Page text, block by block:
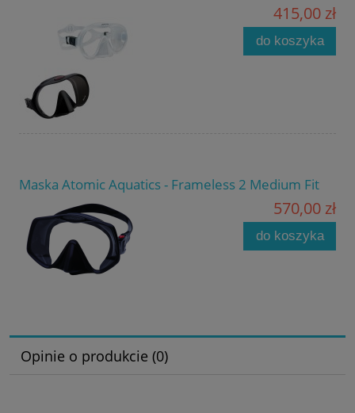
415,00 zł
do koszyka
Maska Atomic Aquatics - Frameless 2 Medium Fit
570,00 zł
do koszyka
Opinie o produkcie (0)